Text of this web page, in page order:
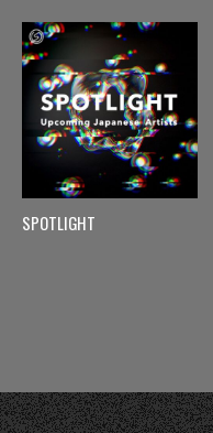
SPOTLIGHT